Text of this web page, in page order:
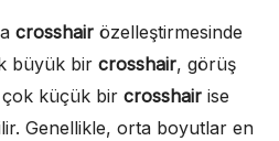
crosshair özelleştirmesinde
büyük bir crosshair, görüş
çok küçük bir crosshair ise
Genellikle, orta boyutlar en